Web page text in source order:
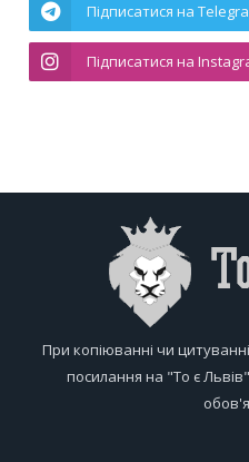
Підписатися на
Підписатися на
При копіюванні чи
посилання на "То є